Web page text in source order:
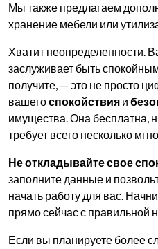
Мы также предлагаем
хранение мебели или
Хватит неопределенности.
заслуживает быть
получите, — это не просто
вашегоспокойствия и
имущества. Она бесплатна,
требует всего несколько
Не откладывайте свое
заполните данные и
начать работу для вас.
прямо сейчас с правильной
Если вы планируете более